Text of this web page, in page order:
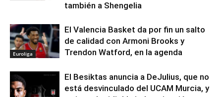
también a Shengelia
Euroliga
El Valencia Basket da por fin un salto
de calidad con Armoni Brooks y
Trendon Watford, en la agenda
El Besiktas anuncia a DeJulius, que no
está desvinculado del UCAM Murcia, y